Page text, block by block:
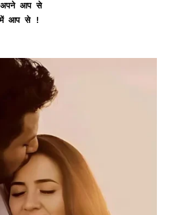
अपने आप से
आप से !